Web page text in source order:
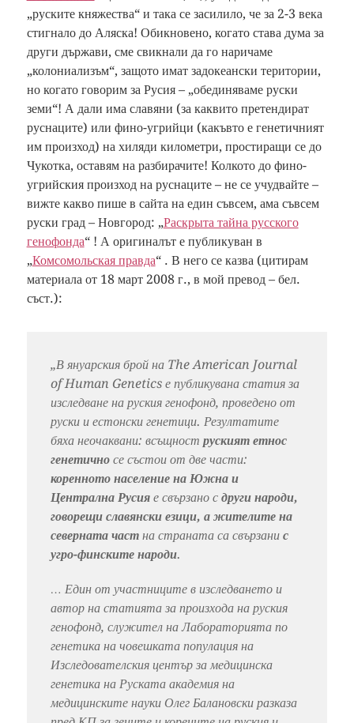
„руските княжества“ и така се засилило, че за 2-3 века
стигнало до Аляска! Обикновено, когато става дума за
други държави, сме свикнали да го наричаме
„колониализъм“, защото имат задокеански територии,
но когато говорим за Русия – „обединяваме руски
земи“! А дали има славяни (за каквито претендират
руснаците) или фино-угрийци (какъвто е генетичният
им произход) на хиляди километри, простиращи се до
Чукотка, оставям на разбирачите! Колкото до фино-
угрийския произход на руснаците – не се учудвайте –
вижте какво пише в сайта на един съвсем, ама съвсем
руски град – Новгород: „Раскрыта тайна русского
генофонда“ ! А оригиналът е публикуван в
„Комсомольская правда“ . В него се казва (цитирам
материала от 18 март 2008 г., в мой превод – бел.
съст.):
„В януарския брой на The American Journal
of Human Genetics е публикувана статия за
изследване на руския генофонд, проведено от
руски и естонски генетици. Резултатите
бяха неочаквани: всъщност руският етнос
генетичносе състои от две части:
коренното население на Южна и
Централна Русияе свързано с други народи,
говорещи славянски езици, а жителите на
северната частна страната са свързани с
угро-финските народи.
… Един от участниците в изследването и
автор на статията за произхода на руския
генофонд, служител на Лабораторията по
генетика на човешката популация на
Изследователския център за медицинска
генетика на Руската академия на
медицинските науки Олег Балановски разказа